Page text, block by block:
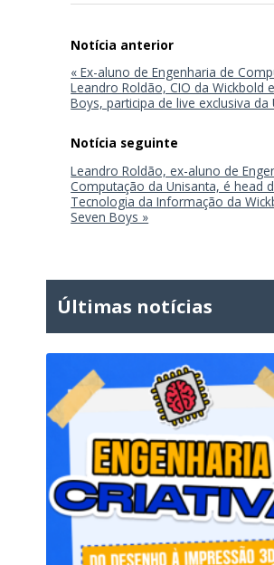
Post
« Ex-aluno de Engenharia de
Leandro Roldão, CIO da Wickbold
Boys, participa de live exclusiva da
Leandro Roldão, ex-aluno de
Computação da Unisanta, é head
Tecnologia da Informação da
Seven Boys »
Últimas notícias